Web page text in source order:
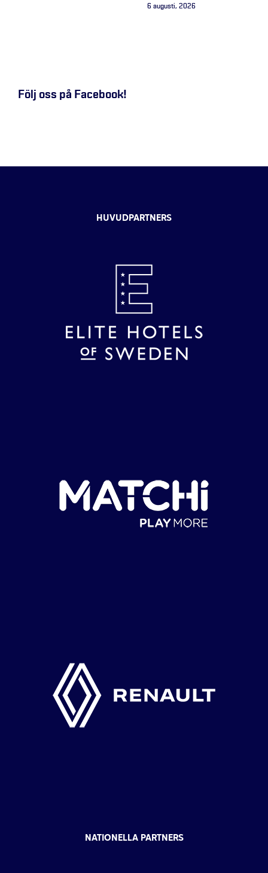
6 augusti, 2026
Följ oss på Facebook!
HUVUDPARTNERS
NATIONELLA PARTNERS